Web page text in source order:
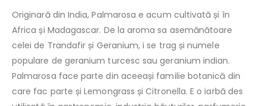
Originară din India, Palmarosa e acum cultivată și în
Africa și Madagascar. De la aroma sa asemănătoare
celei de Trandafir și Geranium, i se trag și numele
populare de geranium turcesc sau geranium indian.
Palmarosa face parte din aceeași familie botanică din
care fac parte și Lemongrass și Citronella. E o iarbă des